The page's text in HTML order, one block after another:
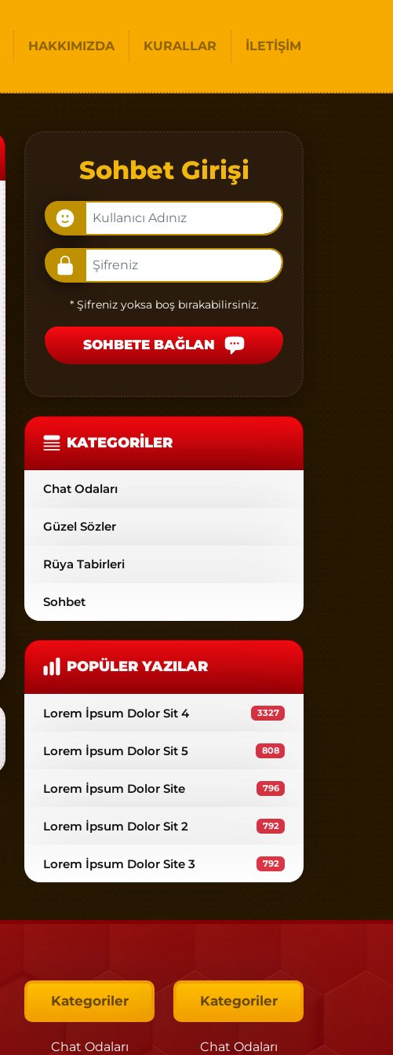
HAKKIMIZDA KURALLAR İLETIŞIM
Sohbet Girişi
* Şifreniz yoksa boş bırakabilirsiniz.
SOHBETE BAĞLAN
KATEGORILER
Chat Odaları
Güzel Sözler
Rüya Tabirleri
Sohbet
POPÜLER YAZILAR
Lorem İpsum Dolor Sit 4 3327
Lorem İpsum Dolor Sit 5 808
Lorem İpsum Dolor Site 796
Lorem İpsum Dolor Sit 2 792
Lorem İpsum Dolor Site 3 792
Kategoriler
Chat Odaları
Kategoriler
Chat Odaları